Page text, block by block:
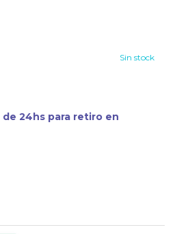
Sin stock
24hs para retiro en